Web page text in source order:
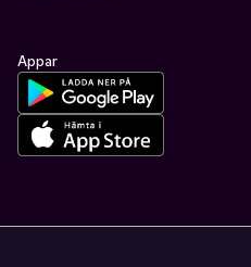
Appar